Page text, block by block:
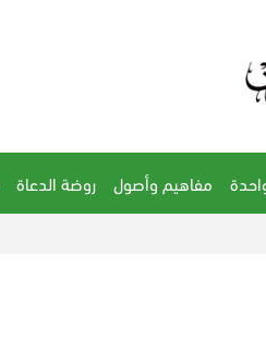
مفاهيم وأصول روضة الدعاة